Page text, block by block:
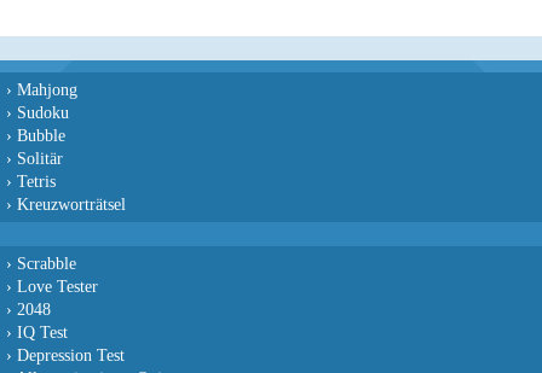
› Mahjong
› Sudoku
› Bubble
› Solitär
› Tetris
› Kreuzworträtsel
› Scrabble
› Love Tester
› 2048
› IQ Test
› Depression Test